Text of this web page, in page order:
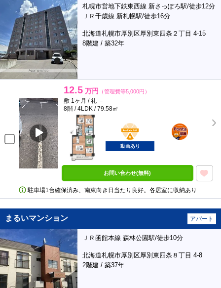
札幌市営地下鉄東西線 新さっぽろ駅/徒歩12分
ＪＲ千歳線 新札幌駅/徒歩16分
北海道札幌市厚別区厚別東四条２丁目 4-15
8階建 / 築32年
12.5 万円 （管理費等5,000円）
敷 1ヶ月 / 礼 －
8階 / 4LDK / 79.58㎡
BunChinPAY
ポンタ
部屋
動画あり
お問い合わせ(無料)
駐車場1台確保済み、南東向き日当たり良好。各居室に収納あり
まるいマンション アパート
ＪＲ函館本線 森林公園駅/徒歩10分
北海道札幌市厚別区厚別東四条８丁目 4-8
2階建 / 築37年